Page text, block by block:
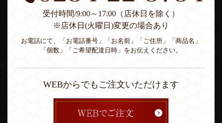
受付時間/9:00～17:00（店休日を除く）
※店休日(火曜日)変更の場合あり
お電話にて、「お電話番号」「お名前」「ご住所」「商品名」
「個数」「ご希望配達日時」をお伝えください。
WEBからでもご注文いただけます